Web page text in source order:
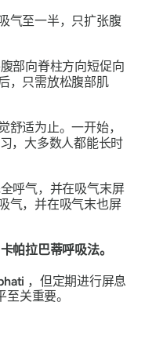
气至一半，只扩张腹
部向脊柱方向短促向
，只需放松腹部肌
舒适为止。一开始，
，大多数人都能长时
呼气，并在吸气末屏
气，并在吸气末也屏
卡帕拉巴蒂呼吸法。
，但定期进行屏息
关重要。